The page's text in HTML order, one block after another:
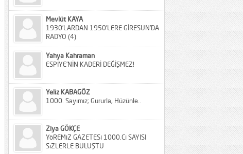
Mevlüt KAYA
1930’LARDAN 1950’LERE GİRESUN’DA
RADYO (4)
Yahya Kahraman
ESPİYE’NİN KADERİ DEĞİŞMEZ!
Yeliz KABAGÖZ
1000. Sayımız; Gururla, Hüzünle..
Ziya GÖKÇE
YöREMiZ GAZETESi 1000.Ci SAYISI
SiZLERLE BULUŞTU